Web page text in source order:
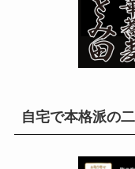
自宅で本格派の